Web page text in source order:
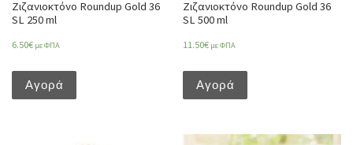
Ζιζανιοκτόνο Roundup Gold 36
SL 250 ml
6.50€ με ΦΠΑ
Αγορά
Ζιζανιοκτόνο Roundup Gold 36
SL 500 ml
11.50€ με ΦΠΑ
Αγορά